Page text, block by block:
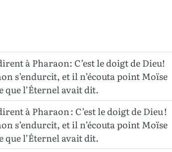
à Pharaon: C’est le doigt de Dieu!
s’endurcit, et il n’écouta point Moïse
que l’Éternel avait dit.
à Pharaon : C’est le doigt de Dieu !
s’endurcit, et il n’écouta point Moïse
que l’Éternel avait dit.